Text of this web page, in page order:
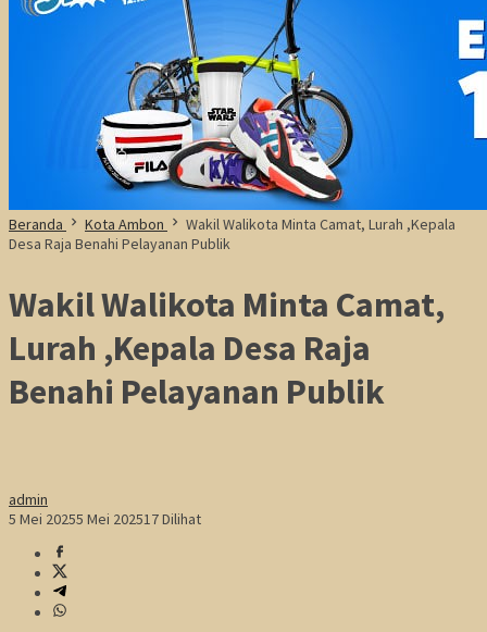
Beranda Kota Ambon
Wakil Walikota Minta Camat, Lurah ,Kepala
Desa Raja Benahi Pelayanan Publik
Wakil Walikota Minta Camat,
Lurah ,Kepala Desa Raja
Benahi Pelayanan Publik
admin
5 Mei 20255 Mei 202517 Dilihat